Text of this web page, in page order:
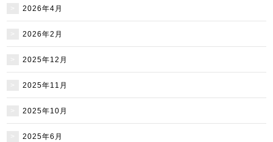
2026年4月
2026年2月
2025年12月
2025年11月
2025年10月
2025年6月